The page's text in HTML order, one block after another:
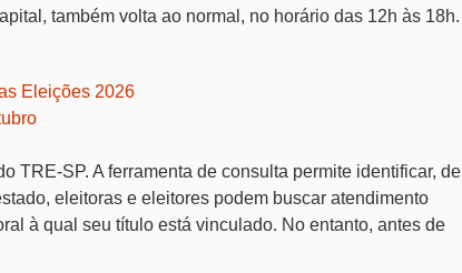
também volta ao normal, no horário das 12h às 18h.
Eleições 2026
TRE-SP. A ferramenta de consulta permite identificar, de
eleitoras e eleitores podem buscar atendimento
à qual seu título está vinculado. No entanto, antes de